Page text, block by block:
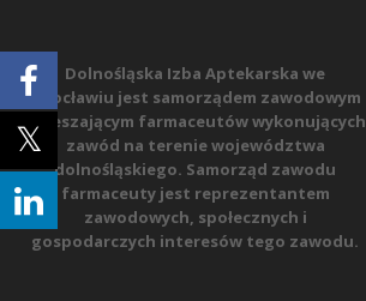
Dolnośląska Izba Aptekarska we
Wrocławiu jest samorządem zawodowym
zrzeszającym farmaceutów wykonujących
zawód na terenie województwa
dolnośląskiego. Samorząd zawodu
farmaceuty jest reprezentantem
zawodowych, społecznych i
gospodarczych interesów tego zawodu.